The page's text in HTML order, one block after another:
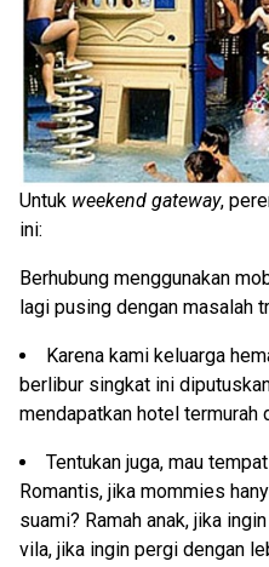
Untuk weekend gateway,
ini:
Berhubung menggunakan
lagi pusing dengan masalah
Karena kami keluarga
berlibur singkat ini
mendapatkan hotel termurah
Tentukan juga, mau
Romantis, jika mommies
suami? Ramah anak, jika
vila, jika ingin pergi dengan